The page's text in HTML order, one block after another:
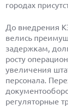
городах
До внедрения
велись
задержкам,
росту
увеличения
персонала.
регуляторные